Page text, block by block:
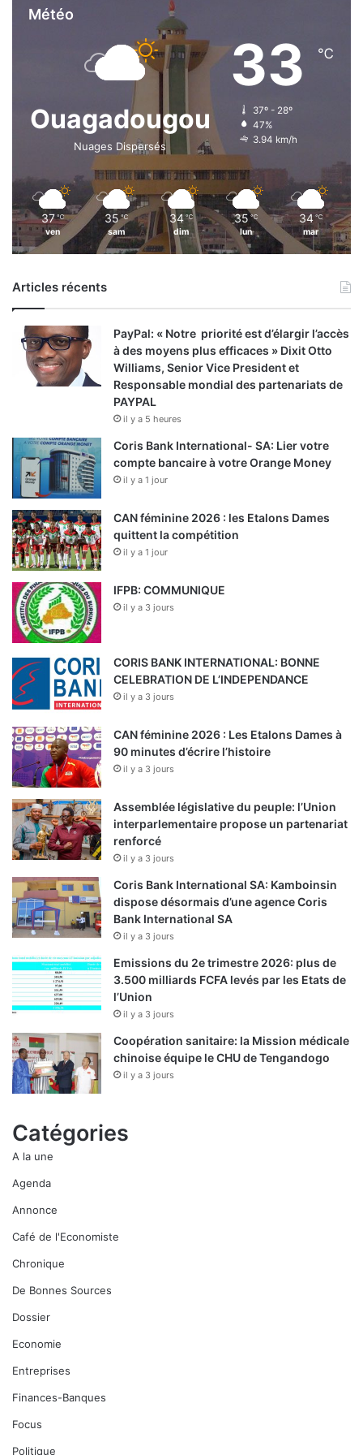
Météo
Ouagadougou
Nuages Dispersés
33 ℃
37º - 28º
47%
3.94 km/h
37 ℃
ven
35 ℃
sam
34 ℃
dim
35 ℃
lun
34 ℃
mar
Articles récents
PayPal: « Notre priorité est d’élargir l’accès
à des moyens plus efficaces » Dixit Otto
Williams, Senior Vice President et
Responsable mondial des partenariats de
PAYPAL
il y a 5 heures
Coris Bank International- SA: Lier votre
compte bancaire à votre Orange Money
il y a 1 jour
CAN féminine 2026 : les Etalons Dames
quittent la compétition
il y a 1 jour
IFPB: COMMUNIQUE
il y a 3 jours
CORIS BANK INTERNATIONAL: BONNE
CELEBRATION DE L’INDEPENDANCE
il y a 3 jours
CAN féminine 2026 : Les Etalons Dames à
90 minutes d’écrire l’histoire
il y a 3 jours
Assemblée législative du peuple: l’Union
interparlementaire propose un partenariat
renforcé
il y a 3 jours
Coris Bank International SA: Kamboinsin
dispose désormais d’une agence Coris
Bank International SA
il y a 3 jours
Emissions du 2e trimestre 2026: plus de
3.500 milliards FCFA levés par les Etats de
l’Union
il y a 3 jours
Coopération sanitaire: la Mission médicale
chinoise équipe le CHU de Tengandogo
il y a 3 jours
Catégories
A la une
Agenda
Annonce
Café de l'Economiste
Chronique
De Bonnes Sources
Dossier
Economie
Entreprises
Finances-Banques
Focus
Politique